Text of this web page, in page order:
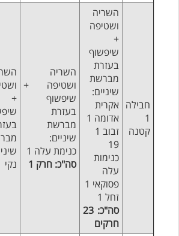
חבילה
1
קטנה
השריה
ושטיפה
+
שיפשוף
בעזרת
מברשת
שיניים:
אקרית
אדומה 1
זבוב 1
19
כנימות
עלה
פסוקאי 1
זחל 1
סה"כ: 23
חרקים
השריה
ושטיפה +
שיפשוף
בעזרת
מברשת
שיניים:
כנימת עלה 1
סה"כ: חרק 1
+
נקי